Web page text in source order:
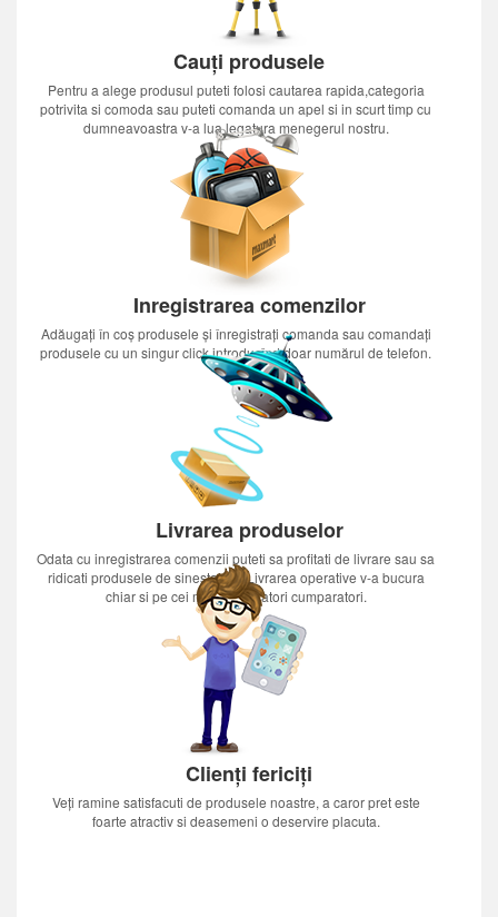
Cauți produsele
Pentru a alege produsul puteti folosi cautarea rapida,categoria
potrivita si comoda sau puteti comanda un apel si in scurt timp cu
dumneavoastra v-a lua legatura menegerul nostru.
Inregistrarea comenzilor
Adăugați în coș produsele și înregistrați comanda sau comandați
produsele cu un singur click introducînd doar numărul de telefon.
Livrarea produselor
Odata cu inregistrarea comenzii puteti sa profitati de livrare sau sa
ridicati produsele de sinestatator.Livrarea operative v-a bucura
chiar si pe cei mai nerabdatori cumparatori.
Clienți fericiți
Veți ramine satisfacuti de produsele noastre, a caror pret este
foarte atractiv si deasemeni o deservire placuta.